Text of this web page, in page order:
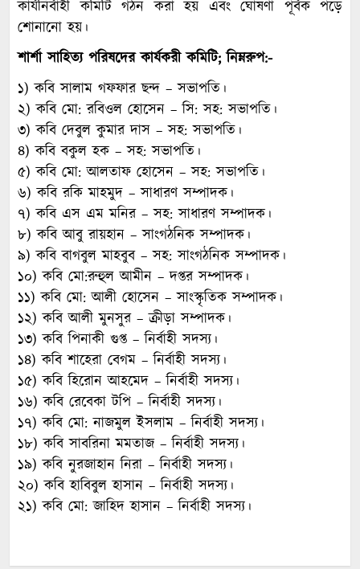
কার্যনির্বাহী কমিটি গঠন করা হয় এবং ঘোষণা পূর্বক পড়ে
শোনানো হয়।
শার্শা সাহিত্য পরিষদের কার্যকরী কমিটি; নিম্নরুপ:-
১) কবি সালাম গফফার ছন্দ – সভাপতি।
২) কবি মো: রবিওল হোসেন – সি: সহ: সভাপতি।
৩) কবি দেবুল কুমার দাস – সহ: সভাপতি।
৪) কবি বকুল হক – সহ: সভাপতি।
৫) কবি মো: আলতাফ হোসেন – সহ: সভাপতি।
৬) কবি রকি মাহমুদ – সাধারণ সম্পাদক।
৭) কবি এস এম মনির – সহ: সাধারণ সম্পাদক।
৮) কবি আবু রায়হান – সাংগঠনিক সম্পাদক।
৯) কবি বাগবুল মাহবুব – সহ: সাংগঠনিক সম্পাদক।
১০) কবি মো:রুহুল আমীন – দপ্তর সম্পাদক।
১১) কবি মো: আলী হোসেন – সাংস্কৃতিক সম্পাদক।
১২) কবি আলী মুনসুর – ক্রীড়া সম্পাদক।
১৩) কবি পিনাকী গুপ্ত – নির্বাহী সদস্য।
১৪) কবি শাহেরা বেগম – নির্বাহী সদস্য।
১৫) কবি হিরোন আহমেদ – নির্বাহী সদস্য।
১৬) কবি রেবেকা টপি – নির্বাহী সদস্য।
১৭) কবি মো: নাজমুল ইসলাম – নির্বাহী সদস্য।
১৮) কবি সাবরিনা মমতাজ – নির্বাহী সদস্য।
১৯) কবি নুরজাহান নিরা – নির্বাহী সদস্য।
২০) কবি হাবিবুল হাসান – নির্বাহী সদস্য।
২১) কবি মো: জাহিদ হাসান – নির্বাহী সদস্য।